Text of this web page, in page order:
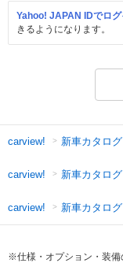
Yahoo! JAPAN IDでロ
きるようになります。
carview! 新車カタログ
carview! 新車カタログ
carview! 新車カタログ
※仕様・オプション・装備